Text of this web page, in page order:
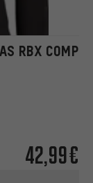
RBX COMP
42,99€